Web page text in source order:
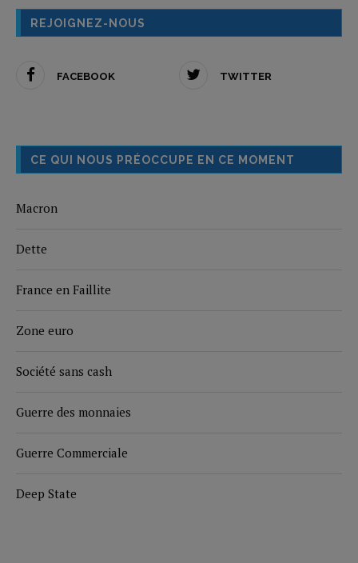
REJOIGNEZ-NOUS
FACEBOOK TWITTER
CE QUI NOUS PRÉOCCUPE EN CE MOMENT
Macron
Dette
France en Faillite
Zone euro
Société sans cash
Guerre des monnaies
Guerre Commerciale
Deep State